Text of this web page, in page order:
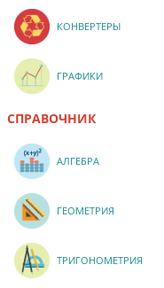
КОНВЕРТЕРЫ
ГРАФИКИ
СПРАВОЧНИК
АЛГЕБРА
ГЕОМЕТРИЯ
ТРИГОНОМЕТРИЯ